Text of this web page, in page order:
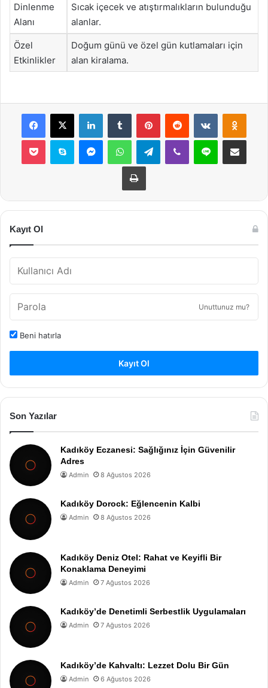
Dinlenme
Alanı
Sıcak içecek ve atıştırmalıkların bulunduğu
alanlar.
Özel
Etkinlikler
Doğum günü ve özel gün kutlamaları için
alan kiralama.
Facebook
X LinkedInTumblr PinterestReddit VKontakte
Pocket Skype MessengerWhatsAppTelegramViber Line E-Posta ile
Yazdır
Kayıt Ol
Unuttunuz mu?
Beni hatırla
Kayıt Ol
Son Yazılar
Kadıköy Eczanesi: Sağlığınız İçin Güvenilir
Adres
Admin 8 Ağustos 2026
Kadıköy Dorock: Eğlencenin Kalbi
Admin 8 Ağustos 2026
Kadıköy Deniz Otel: Rahat ve Keyifli Bir
Konaklama Deneyimi
Admin 7 Ağustos 2026
Kadıköy’de Denetimli Serbestlik Uygulamaları
Admin 7 Ağustos 2026
Kadıköy’de Kahvaltı: Lezzet Dolu Bir Gün
Admin 6 Ağustos 2026